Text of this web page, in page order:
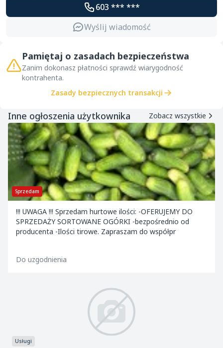
603 *** ***
Wyślij wiadomość
Pamiętaj o zasadach bezpieczeństwa
Zanim dokonasz płatności sprawdź wiarygodność
kontrahenta.
Zasady bezpiecznych transakcji
Inne ogłoszenia użytkownika Zobacz wszystkie
Sprzedam
!!! UWAGA !!! Sprzedam hurtowe ilości: -OFERUJEMY DO
SPRZEDAŻY SORTOWANE OGÓRKI -bezpośrednio od
producenta -Ilości tirowe. Zapraszam do współpr
Do uzgodnienia
Usługi